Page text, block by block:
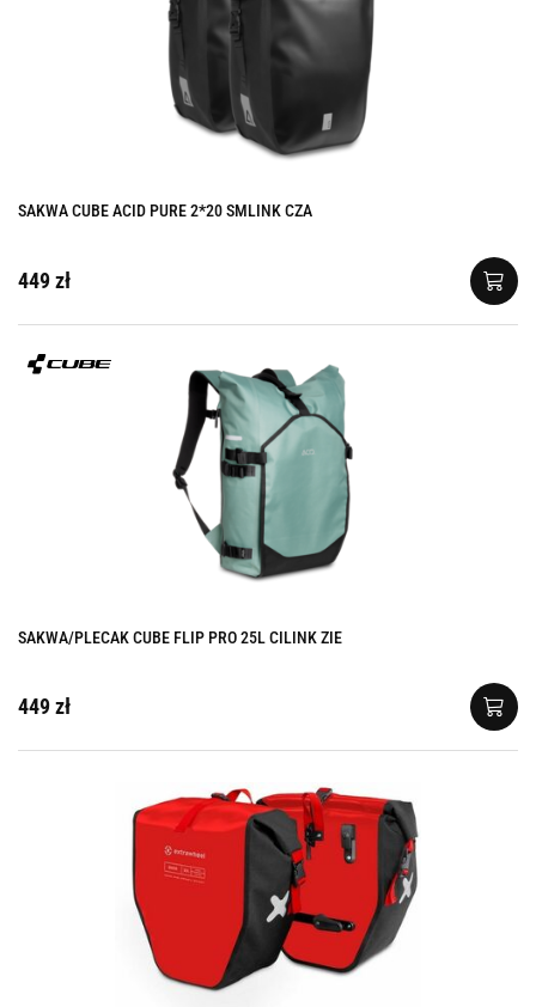
SAKWA CUBE ACID PURE 2*20 SMLINK CZA
449 zł
SAKWA/PLECAK CUBE FLIP PRO 25L CILINK ZIE
449 zł